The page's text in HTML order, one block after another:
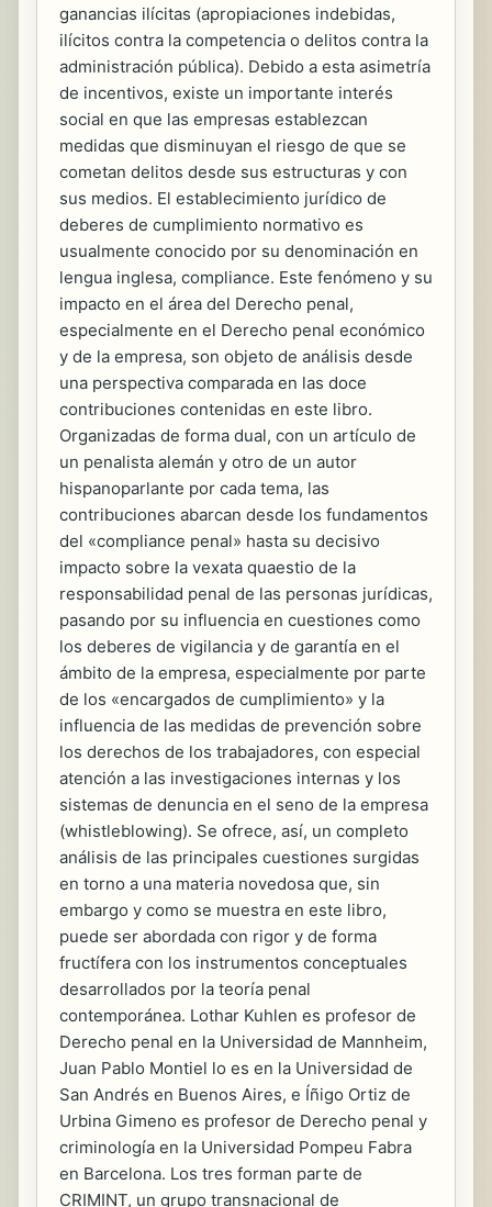
ganancias ilícitas (apropiaciones indebidas,
ilícitos contra la competencia o delitos contra la
administración pública). Debido a esta asimetría
de incentivos, existe un importante interés
social en que las empresas establezcan
medidas que disminuyan el riesgo de que se
cometan delitos desde sus estructuras y con
sus medios. El establecimiento jurídico de
deberes de cumplimiento normativo es
usualmente conocido por su denominación en
lengua inglesa, compliance. Este fenómeno y su
impacto en el área del Derecho penal,
especialmente en el Derecho penal económico
y de la empresa, son objeto de análisis desde
una perspectiva comparada en las doce
contribuciones contenidas en este libro.
Organizadas de forma dual, con un artículo de
un penalista alemán y otro de un autor
hispanoparlante por cada tema, las
contribuciones abarcan desde los fundamentos
del «compliance penal» hasta su decisivo
impacto sobre la vexata quaestio de la
responsabilidad penal de las personas jurídicas,
pasando por su influencia en cuestiones como
los deberes de vigilancia y de garantía en el
ámbito de la empresa, especialmente por parte
de los «encargados de cumplimiento» y la
influencia de las medidas de prevención sobre
los derechos de los trabajadores, con especial
atención a las investigaciones internas y los
sistemas de denuncia en el seno de la empresa
(whistleblowing). Se ofrece, así, un completo
análisis de las principales cuestiones surgidas
en torno a una materia novedosa que, sin
embargo y como se muestra en este libro,
puede ser abordada con rigor y de forma
fructífera con los instrumentos conceptuales
desarrollados por la teoría penal
contemporánea. Lothar Kuhlen es profesor de
Derecho penal en la Universidad de Mannheim,
Juan Pablo Montiel lo es en la Universidad de
San Andrés en Buenos Aires, e Íñigo Ortiz de
Urbina Gimeno es profesor de Derecho penal y
criminología en la Universidad Pompeu Fabra
en Barcelona. Los tres forman parte de
CRIMINT, un grupo transnacional de